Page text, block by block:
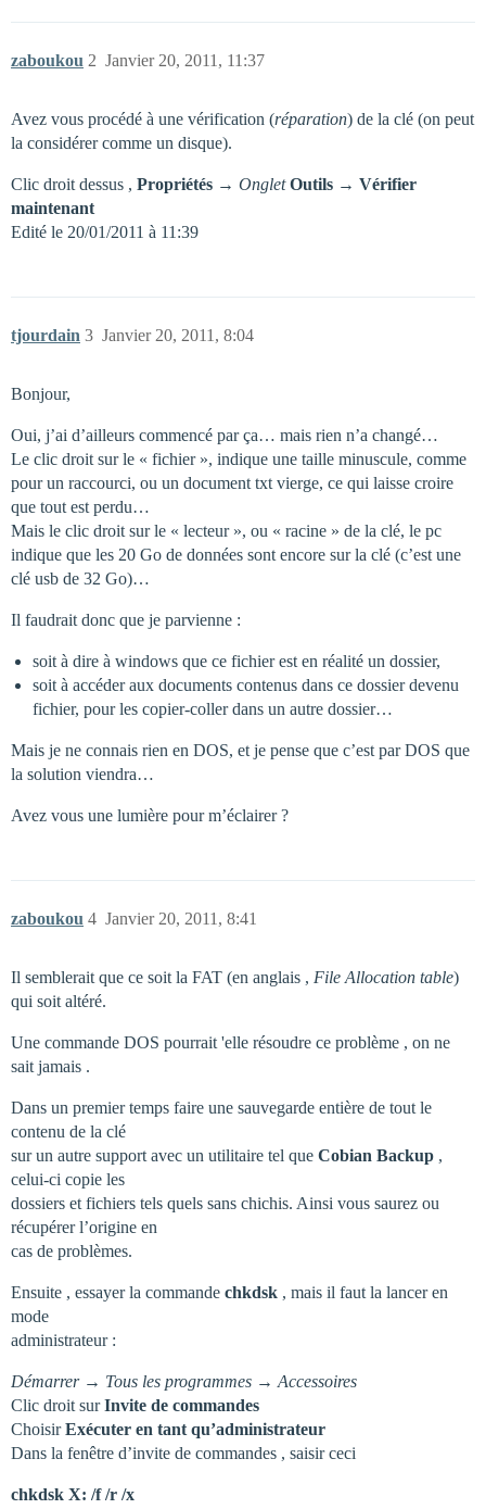
zaboukou Janvier 20, 2011, 11:37
2
Avez vous procédé à une vérification (réparation) de la clé (on peut
la considérer comme un disque).
Clic droit dessus , Propriétés → Onglet Outils → Vérifier
maintenant
Edité le 20/01/2011 à 11:39
tjourdain Janvier 20, 2011, 8:04
3
Bonjour,
Oui, j’ai d’ailleurs commencé par ça… mais rien n’a changé…
Le clic droit sur le « fichier », indique une taille minuscule, comme
pour un raccourci, ou un document txt vierge, ce qui laisse croire
que tout est perdu…
Mais le clic droit sur le « lecteur », ou « racine » de la clé, le pc
indique que les 20 Go de données sont encore sur la clé (c’est une
clé usb de 32 Go)…
Il faudrait donc que je parvienne :
soit à dire à windows que ce fichier est en réalité un dossier,
soit à accéder aux documents contenus dans ce dossier devenu
fichier, pour les copier-coller dans un autre dossier…
Mais je ne connais rien en DOS, et je pense que c’est par DOS que
la solution viendra…
Avez vous une lumière pour m’éclairer ?
zaboukou Janvier 20, 2011, 8:41
4
Il semblerait que ce soit la FAT (en anglais , File Allocation table)
qui soit altéré.
Une commande DOS pourrait 'elle résoudre ce problème , on ne
sait jamais .
Dans un premier temps faire une sauvegarde entière de tout le
contenu de la clé
sur un autre support avec un utilitaire tel que Cobian Backup ,
celui-ci copie les
dossiers et fichiers tels quels sans chichis. Ainsi vous saurez ou
récupérer l’origine en
cas de problèmes.
Ensuite , essayer la commande chkdsk , mais il faut la lancer en
mode
administrateur :
Démarrer → Tous les programmes → Accessoires
Clic droit surInvite de commandes
ChoisirExécuter en tant qu’administrateur
Dans la fenêtre d’invite de commandes , saisir ceci
chkdsk X: /f /r /x